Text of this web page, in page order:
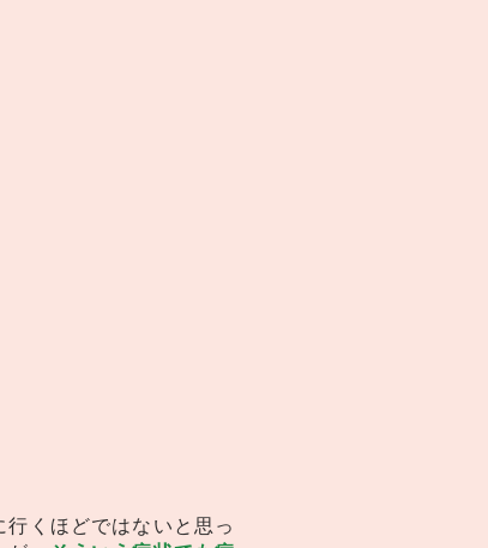
行くほどではないと思っ